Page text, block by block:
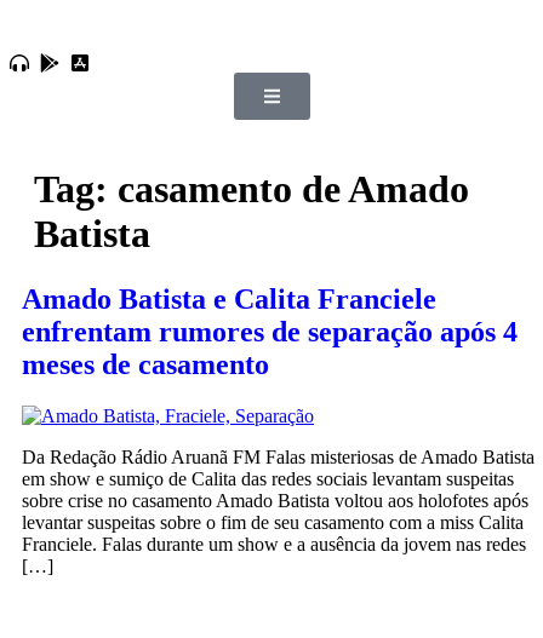
Tag: casamento de Amado
Batista
Amado Batista e Calita Franciele
enfrentam rumores de separação após 4
meses de casamento
Da Redação Rádio Aruanã FM Falas misteriosas de Amado Batista
em show e sumiço de Calita das redes sociais levantam suspeitas
sobre crise no casamento Amado Batista voltou aos holofotes após
levantar suspeitas sobre o fim de seu casamento com a miss Calita
Franciele. Falas durante um show e a ausência da jovem nas redes
[…]